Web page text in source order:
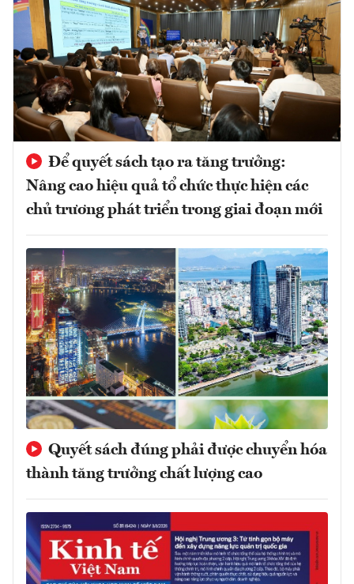
Để quyết sách tạo ra tăng trưởng:
Nâng cao hiệu quả tổ chức thực hiện các
chủ trương phát triển trong giai đoạn mới
Quyết sách đúng phải được chuyển hóa
thành tăng trưởng chất lượng cao